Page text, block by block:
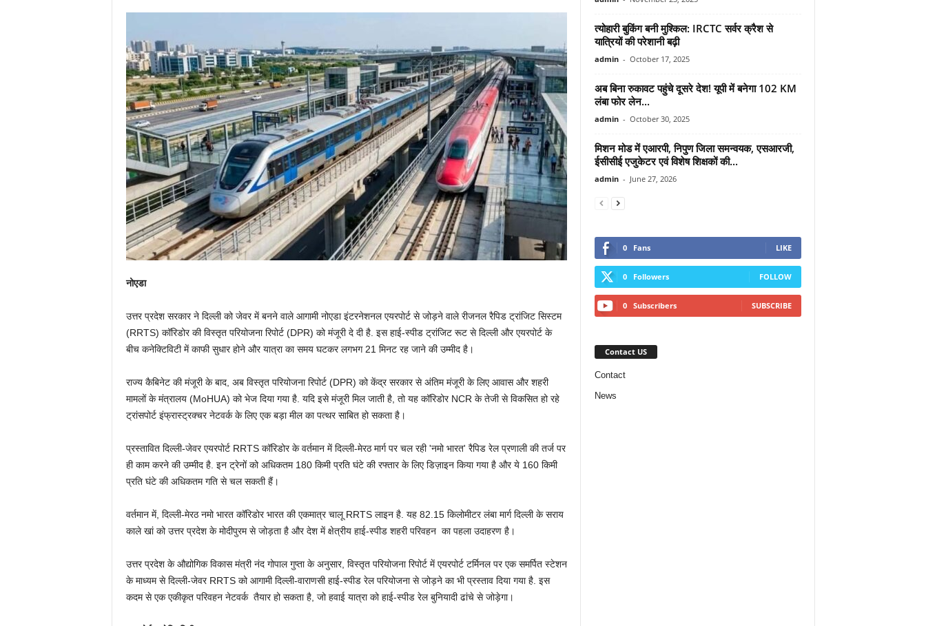
नोएडा
उत्तर प्रदेश सरकार ने दिल्ली को जेवर में बनने वाले आगामी नोएडा इंटरनेशनल एयरपोर्ट से जोड़ने वाले रीजनल रैपिड ट्रांजिट सिस्टम
(RRTS) कॉरिडोर की विस्तृत परियोजना रिपोर्ट (DPR) को मंजूरी दे दी है. इस हाई-स्पीड ट्रांजिट रूट से दिल्ली और एयरपोर्ट के
बीच कनेक्टिविटी में काफी सुधार होने और यात्रा का समय घटकर लगभग 21 मिनट रह जाने की उम्मीद है।
राज्य कैबिनेट की मंजूरी के बाद, अब विस्तृत परियोजना रिपोर्ट (DPR) को केंद्र सरकार से अंतिम मंजूरी के लिए आवास और शहरी
मामलों के मंत्रालय (MoHUA) को भेज दिया गया है. यदि इसे मंजूरी मिल जाती है, तो यह कॉरिडोर NCR के तेजी से विकसित हो रहे
ट्रांसपोर्ट इंफ्रास्ट्रक्चर नेटवर्क के लिए एक बड़ा मील का पत्थर साबित हो सकता है।
प्रस्तावित दिल्ली-जेवर एयरपोर्ट RRTS कॉरिडोर के वर्तमान में दिल्ली-मेरठ मार्ग पर चल रही 'नमो भारत' रैपिड रेल प्रणाली की तर्ज पर
ही काम करने की उम्मीद है. इन ट्रेनों को अधिकतम 180 किमी प्रति घंटे की रफ्तार के लिए डिज़ाइन किया गया है और ये 160 किमी
प्रति घंटे की अधिकतम गति से चल सकती हैं।
वर्तमान में, दिल्ली-मेरठ नमो भारत कॉरिडोर भारत की एकमात्र चालू RRTS लाइन है. यह 82.15 किलोमीटर लंबा मार्ग दिल्ली के सराय
काले खां को उत्तर प्रदेश के मोदीपुरम से जोड़ता है और देश में क्षेत्रीय हाई-स्पीड शहरी परिवहन का पहला उदाहरण है।
उत्तर प्रदेश के औद्योगिक विकास मंत्री नंद गोपाल गुप्ता के अनुसार, विस्तृत परियोजना रिपोर्ट में एयरपोर्ट टर्मिनल पर एक समर्पित स्टेशन
के माध्यम से दिल्ली-जेवर RRTS को आगामी दिल्ली-वाराणसी हाई-स्पीड रेल परियोजना से जोड़ने का भी प्रस्ताव दिया गया है. इस
कदम से एक एकीकृत परिवहन नेटवर्क तैयार हो सकता है, जो हवाई यात्रा को हाई-स्पीड रेल बुनियादी ढांचे से जोड़ेगा।
त्योहारी बुकिंग बनी मुश्किल: IRCTC सर्वर क्रैश से
यात्रियों की परेशानी बढ़ी
admin - October 17, 2025
अब बिना रुकावट पहुंचे दूसरे देश! यूपी में बनेगा 102 KM
लंबा फोर लेन...
admin - October 30, 2025
मिशन मोड में एआरपी, निपुण जिला समन्वयक, एसआरजी,
ईसीसीई एजुकेटर एवं विशेष शिक्षकों की...
admin - June 27, 2026
0 Fans LIKE
0 Followers FOLLOW
0 Subscribers SUBSCRIBE
Contact US
Contact
News